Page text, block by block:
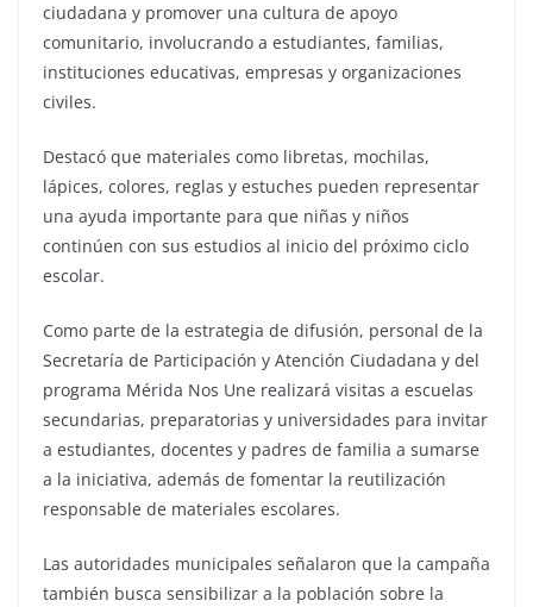
ciudadana y promover una cultura de apoyo
comunitario, involucrando a estudiantes, familias,
instituciones educativas, empresas y organizaciones
civiles.
Destacó que materiales como libretas, mochilas,
lápices, colores, reglas y estuches pueden representar
una ayuda importante para que niñas y niños
continúen con sus estudios al inicio del próximo ciclo
escolar.
Como parte de la estrategia de difusión, personal de la
Secretaría de Participación y Atención Ciudadana y del
programa Mérida Nos Une realizará visitas a escuelas
secundarias, preparatorias y universidades para invitar
a estudiantes, docentes y padres de familia a sumarse
a la iniciativa, además de fomentar la reutilización
responsable de materiales escolares.
Las autoridades municipales señalaron que la campaña
también busca sensibilizar a la población sobre la